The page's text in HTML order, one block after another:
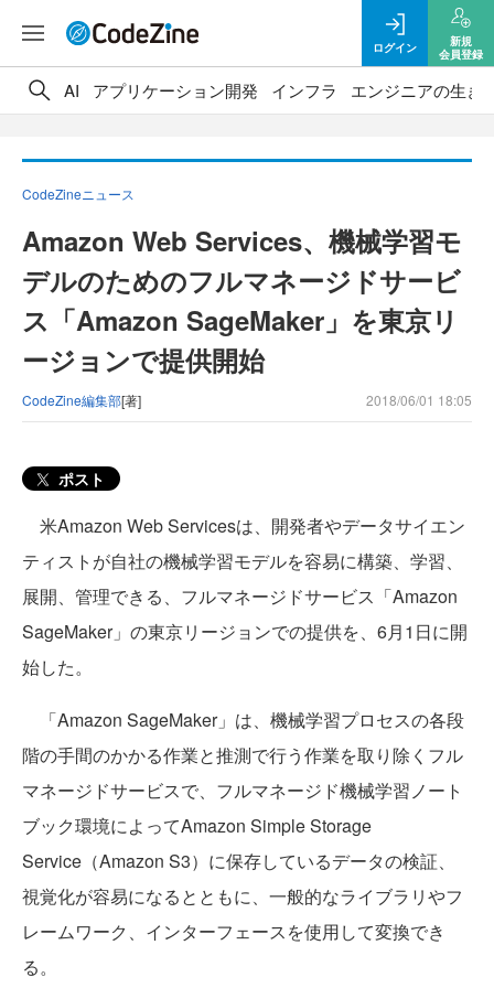
ログイン
新規
会員登録
AI アプリケーション開発 インフラ エンジニアの生き
CodeZineニュース
Amazon Web Services、機械学習モ
デルのためのフルマネージドサービ
ス「Amazon SageMaker」を東京リ
ージョンで提供開始
CodeZine編集部[著] 2018/06/01 18:05
ポスト
米Amazon Web Servicesは、開発者やデータサイエン
ティストが自社の機械学習モデルを容易に構築、学習、
展開、管理できる、フルマネージドサービス「Amazon
SageMaker」の東京リージョンでの提供を、6月1日に開
始した。
「Amazon SageMaker」は、機械学習プロセスの各段
階の手間のかかる作業と推測で行う作業を取り除くフル
マネージドサービスで、フルマネージド機械学習ノート
ブック環境によってAmazon Simple Storage
Service（Amazon S3）に保存しているデータの検証、
視覚化が容易になるとともに、一般的なライブラリやフ
レームワーク、インターフェースを使用して変換でき
る。